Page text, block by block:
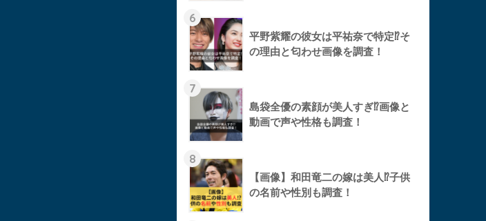
6
平野紫耀の彼女は平祐奈で特定⁉︎そ
の理由と匂わせ画像を調査！
7
島袋全優の素顔が美人すぎ⁉︎画像と
動画で声や性格も調査！
8
【画像】和田竜二の嫁は美人⁉︎子供
の名前や性別も調査！